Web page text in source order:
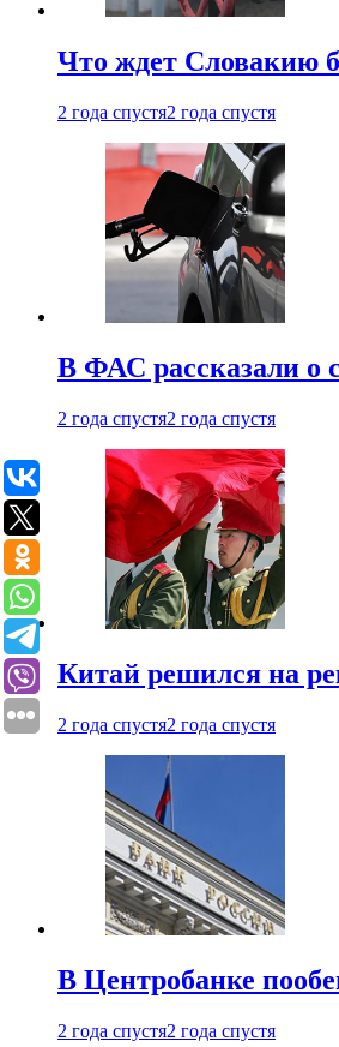
Что ждет Словакию
2 года спустя2 года спустя
В ФАС рассказали о
2 года спустя2 года спустя
Китай решился на
2 года спустя2 года спустя
В Центробанке
2 года спустя2 года спустя